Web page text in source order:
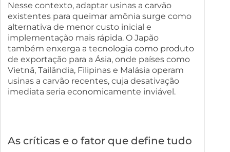
Nesse contexto, adaptar usinas a carvão
existentes para queimar amônia surge como
alternativa de menor custo inicial e
implementação mais rápida. O Japão
também enxerga a tecnologia como produto
de exportação para a Ásia, onde países como
Vietnã, Tailândia, Filipinas e Malásia operam
usinas a carvão recentes, cuja desativação
imediata seria economicamente inviável.
As críticas e o fator que define tudo